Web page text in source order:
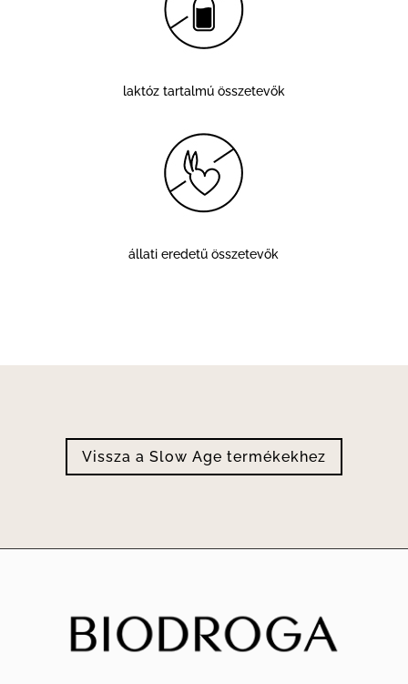
laktóz tartalmú összetevők
állati eredetű összetevők
Vissza a Slow Age termékekhez